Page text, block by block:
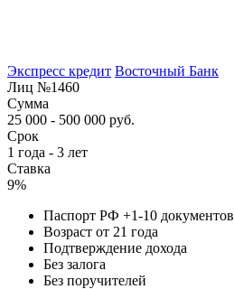
Экспресс кредит Восточный Банк
Лиц №1460
Сумма
25 000 - 500 000 руб.
Срок
1 года - 3 лет
Ставка
9%
Паспорт РФ +1-10 документов
Возраст от 21 года
Подтверждение дохода
Без залога
Без поручителей